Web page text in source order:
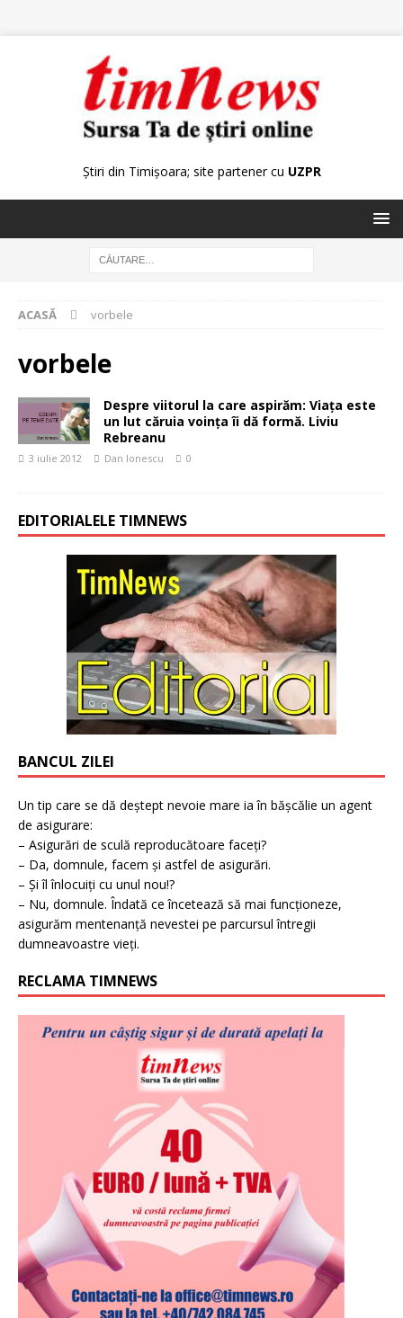
Știri din Timișoara; site partener cu UZPR
ACASĂ vorbele
vorbele
Despre viitorul la care aspirăm: Viața este
un lut căruia voința îi dă formă. Liviu
Rebreanu
3 iulie 2012 Dan Ionescu 0
EDITORIALELE TIMNEWS
BANCUL ZILEI
Un tip care se dă deștept nevoie mare ia în bășcălie un agent
de asigurare:
– Asigurări de sculă reproducătoare faceți?
– Da, domnule, facem și astfel de asigurări.
– Și îl înlocuiți cu unul nou!?
– Nu, domnule. Îndată ce încetează să mai funcționeze,
asigurăm mentenanță nevestei pe parcursul întregii
dumneavoastre vieți.
RECLAMA TIMNEWS